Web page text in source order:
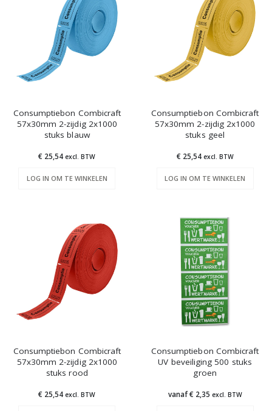
Consumptiebon Combicraft
57x30mm 2-zijdig 2x1000
stuks blauw
€ 25,54excl. BTW
LOG IN OM TE WINKELEN
Consumptiebon Combicraft
57x30mm 2-zijdig 2x1000
stuks geel
€ 25,54 excl. BTW
LOG IN OM TE WINKELEN
Consumptiebon Combicraft
57x30mm 2-zijdig 2x1000
stuks rood
€ 25,54excl. BTW
Consumptiebon Combicraft
UV beveiliging 500 stuks
groen
vanaf € 2,35 excl. BTW